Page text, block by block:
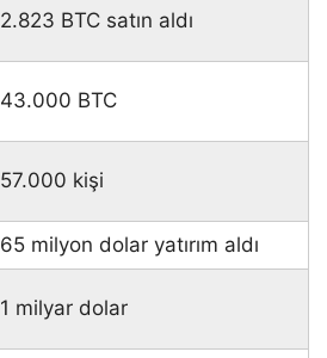
2.823 BTC satın aldı
43.000 BTC
57.000 kişi
65 milyon dolar yatırım aldı
1 milyar dolar